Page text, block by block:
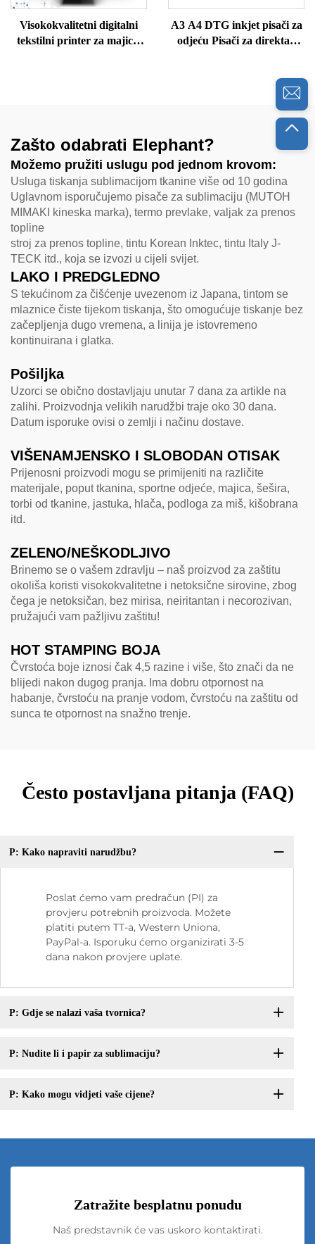
Visokokvalitetni digitalni
tekstilni printer za majice,
A3 A4 DTG inkjet pisači za
odjeću Pisači za direktan
Zašto odabrati Elephant?
Možemo pružiti uslugu pod jednom krovom:
Usluga tiskanja sublimacijom tkanine više od 10 godina
Uglavnom isporučujemo pisače za sublimaciju (MUTOH
MIMAKI kineska marka), termo prevlake, valjak za prenos
topline
stroj za prenos topline, tintu Korean Inktec, tintu Italy J-
TECK itd., koja se izvozi u cijeli svijet.
LAKO I PREDGLEDNO
S tekućinom za čišćenje uvezenom iz Japana, tintom se
mlaznice čiste tijekom tiskanja, što omogućuje tiskanje bez
začepljenja dugo vremena, a linija je istovremeno
kontinuirana i glatka.
Pošiljka
Uzorci se obično dostavljaju unutar 7 dana za artikle na
zalihi. Proizvodnja velikih narudžbi traje oko 30 dana.
Datum isporuke ovisi o zemlji i načinu dostave.
VIŠENAMJENSKO I SLOBODAN OTISAK
Prijenosni proizvodi mogu se primijeniti na različite
materijale, poput tkanina, sportne odjeće, majica, šešira,
torbi od tkanine, jastuka, hlača, podloga za miš, kišobrana
itd.
ZELENO/NEŠKODLJIVO
Brinemo se o vašem zdravlju – naš proizvod za zaštitu
okoliša koristi visokokvalitetne i netoksične sirovine, zbog
čega je netoksičan, bez mirisa, neiritantan i necorozivan,
pružajući vam pažljivu zaštitu!
HOT STAMPING BOJA
Čvrstoća boje iznosi čak 4,5 razine i više, što znači da ne
blijedi nakon dugog pranja. Ima dobru otpornost na
habanje, čvrstoću na pranje vodom, čvrstoću na zaštitu od
sunca te otpornost na snažno trenje.
Često postavljana pitanja (FAQ)
P: Kako napraviti narudžbu?
Poslat ćemo vam predračun (PI) za
provjeru potrebnih proizvoda. Možete
platiti putem TT-a, Western Uniona,
PayPal-a. Isporuku ćemo organizirati 3-5
dana nakon provjere uplate.
P: Gdje se nalazi vaša tvornica?
P: Nudite li i papir za sublimaciju?
P: Kako mogu vidjeti vaše cijene?
Zatražite besplatnu ponudu
Naš predstavnik će vas uskoro kontaktirati.